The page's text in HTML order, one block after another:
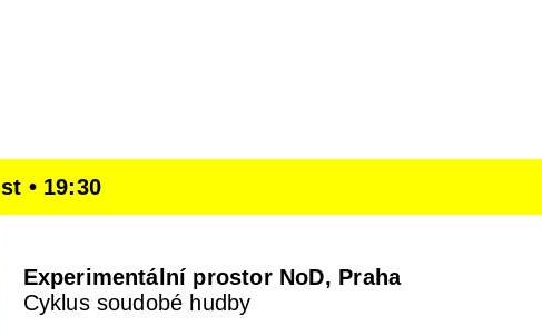
st • 19:30
Experimentální prostor NoD, Praha
Cyklus soudobé hudby